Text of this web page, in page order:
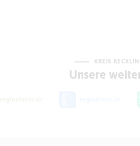
KREIS
Unsere